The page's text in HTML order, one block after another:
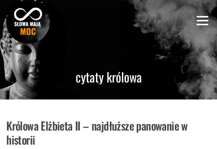
content
Menu
cytaty królowa
Królowa Elżbieta II – najdłuższe panowanie w
historii